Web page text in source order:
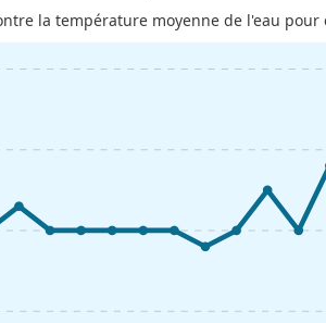
la température moyenne de l'eau